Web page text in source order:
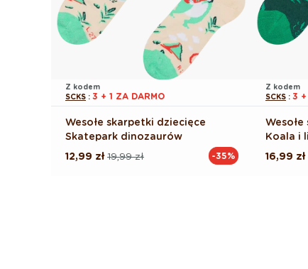
Z kodem
SCKS : 3 + 1 ZA DARMO
Wesołe skarpetki dziecięce
Skatepark dinozaurów
Cena
19,99 zł
Cena
12,99 zł -35%
Z kodem
SCKS : 3 +
Koala i
Cena
Cena
16,99 zł